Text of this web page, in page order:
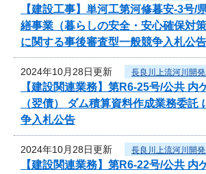
【建設工事】単河工第河修暮安-3号/
繕事業（暮らしの安全・安心確保対
に関する事後審査型一般競争入札公告
2024年10月28日更新 長良川上流河川開
【建設関連業務】第R6-25号/公共 内
（翌債） ダム積算資料作成業務委託
争入札公告
2024年10月28日更新 長良川上流河川開
【建設関連業務】第R6-22号/公共 内